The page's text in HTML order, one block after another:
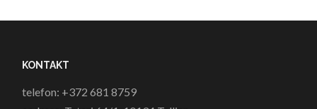
KONTAKT
telefon: +372 681 8759